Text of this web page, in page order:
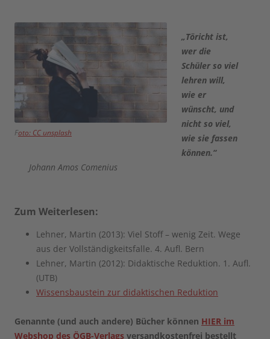
Foto: CC unsplash
„Töricht ist,
wer die
Schüler so viel
lehren will,
wie er
wünscht, und
nicht so viel,
wie sie fassen
können.“
Johann Amos Comenius
Zum Weiterlesen:
Lehner, Martin (2013): Viel Stoff – wenig Zeit. Wege
aus der Vollständigkeitsfalle. 4. Aufl. Bern
Lehner, Martin (2012): Didaktische Reduktion. 1. Aufl.
(UTB)
Wissensbaustein zur didaktischen Reduktion
Genannte (und auch andere) Bücher können HIER im
Webshop des ÖGB-Verlags versandkostenfrei bestellt